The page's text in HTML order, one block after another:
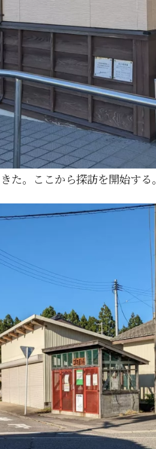
た。ここから探訪を開始する。